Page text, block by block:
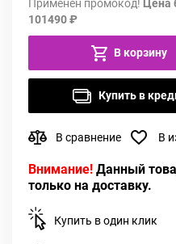
Применен промокод! Цена
101490 ₽
В корзину
Купить в
В сравнение В
Внимание! Данный
только на доставку.
Купить в один клик